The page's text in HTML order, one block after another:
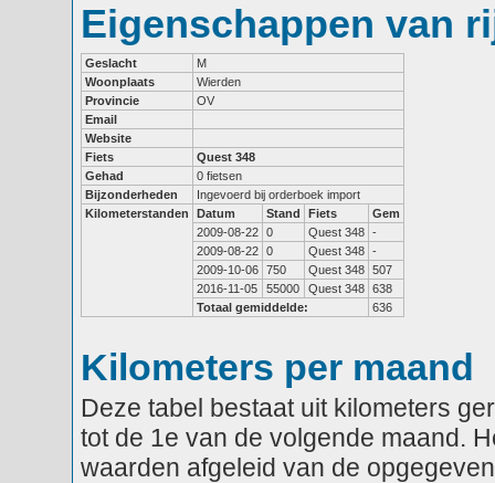
Eigenschappen van
Geslacht
M
Woonplaats
Wierden
Provincie
OV
Email
Website
Fiets
Quest 348
Gehad
0 fietsen
Bijzonderheden
Ingevoerd bij orderboek import
Kilometerstanden
Datum Stand Fiets
Gem
2009-08-22 0 Quest 348 -
2009-08-22 0 Quest 348 -
2009-10-06 750 Quest 348 507
2016-11-05
55000 Quest 348 638
Totaal gemiddelde:
636
Kilometers per maand
Deze tabel bestaat uit kilometers
tot de 1e van de volgende maand.
waarden afgeleid van de